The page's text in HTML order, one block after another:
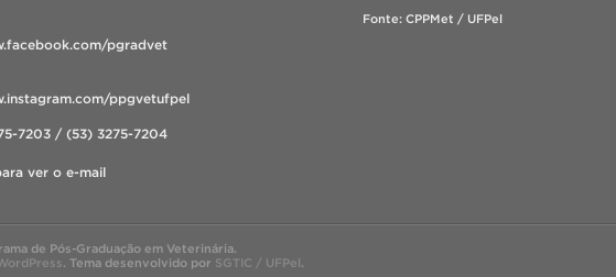
pgradvet
ppgvetufpel
7203 / (53) 3275-7204
ver o e-mail
Fonte: CPPMet / UFPel
de Pós-Graduação em Veterinária.
. Tema desenvolvido por SGTIC / UFPel .